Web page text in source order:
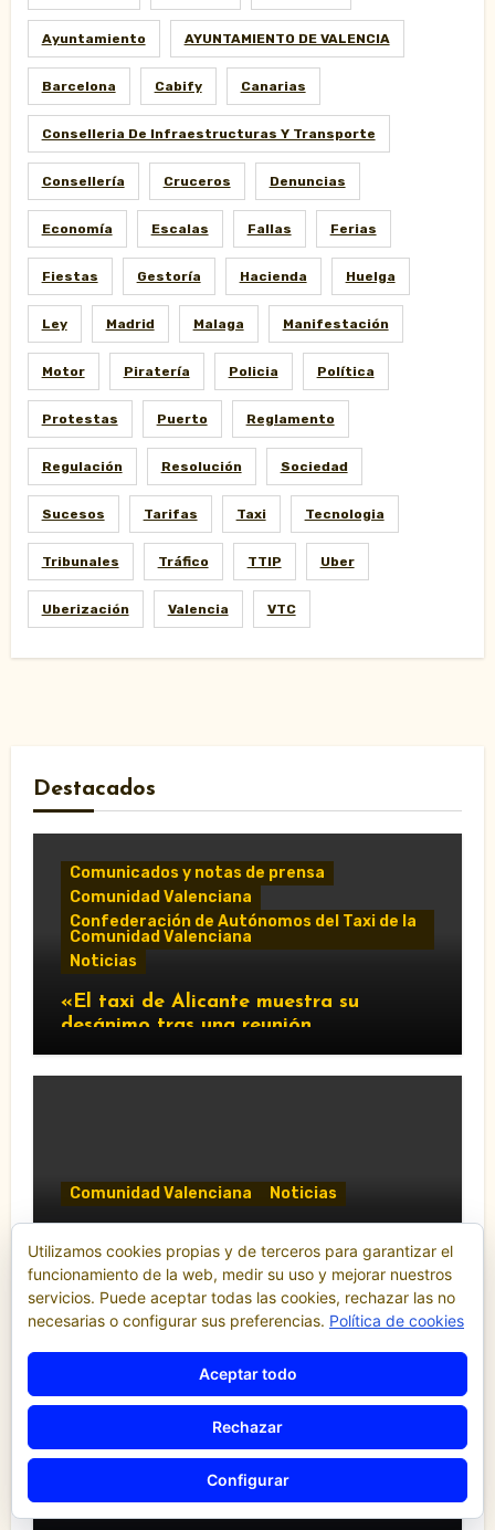
Ayuntamiento AYUNTAMIENTO DE VALENCIA
Barcelona Cabify Canarias
Conselleria De Infraestructuras Y Transporte
Consellería Cruceros Denuncias
Economía Escalas Fallas Ferias
Fiestas Gestoría Hacienda Huelga
Ley Madrid Malaga Manifestación
Motor Piratería Policia Política
Protestas Puerto Reglamento
Regulación Resolución Sociedad
Sucesos Tarifas Taxi Tecnologia
Tribunales Tráfico TTIP Uber
Uberización Valencia VTC
Destacados
Comunicados y notas de prensa
Comunidad Valenciana
Confederación de Autónomos del Taxi de la
Comunidad Valenciana
Noticias
«El taxi de Alicante muestra su
desánimo tras una reunión
Decreto Ley 5/2026»
Comunidad Valenciana Noticias
Compromís pide al Ayuntamiento de
València que respalde al sector y
reclame cambios en la regulación de
las VTC.”
Comunicados y notas de prensa
Confederación de Autónomos del Taxi de la
Comunidad Valenciana
El taxi valenciano rechaza el Decreto
Ley sobre VTC y pide su retirada en
Les Corts
Utilizamos cookies propias y de terceros para garantizar el
funcionamiento de la web, medir su uso y mejorar nuestros
servicios. Puede aceptar todas las cookies, rechazar las no
necesarias o configurar sus preferencias. Política de cookies
Aceptar todo
Rechazar
Configurar